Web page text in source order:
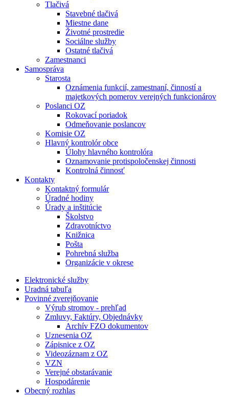
Tlačivá
Stavebné tlačivá
Miestne dane
Životné prostredie
Sociálne služby
Ostatné tlačivá
Zamestnanci
Samospráva
Starosta
Oznámenia funkcií, zamestnaní, činností a
majetkových pomerov verejných funkcionárov
Poslanci OZ
Rokovací poriadok
Odmeňovanie poslancov
Komisie OZ
Hlavný kontrolór obce
Úlohy hlavného kontrolóra
Oznamovanie protispoločenskej činnosti
Kontrolná činnosť
Kontakty
Kontaktný formulár
Úradné hodiny
Úrady a inštitúcie
Školstvo
Zdravotníctvo
Knižnica
Pošta
Pohrebná služba
Organizácie v okrese
Elektronické služby
Uradná tabuľa
Povinné zverejňovanie
Výrub stromov - prehľad
Zmluvy, Faktúry, Objednávky
Archív FZO dokumentov
Uznesenia OZ
Zápisnice z OZ
Videozáznam z OZ
VZN
Verejné obstarávanie
Hospodárenie
Obecný rozhlas